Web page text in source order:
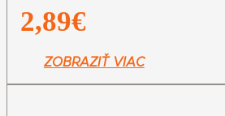
2,89€
ZOBRAZIŤ VIAC